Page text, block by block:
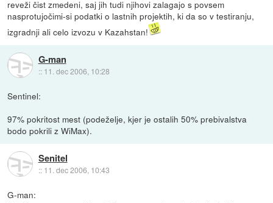
reveži čist zmedeni, saj jih tudi njihovi zalagajo s povsem
nasprotujočimi-si podatki o lastnih projektih, ki da so v testiranju,
izgradnji ali celo izvozu v Kazahstan!
G-man
:: 11. dec 2006, 10:28
Sentinel:
97% pokritost mest (podeželje, kjer je ostalih 50% prebivalstva
bodo pokrili z WiMax).
Senitel
:: 11. dec 2006, 10:43
G-man: